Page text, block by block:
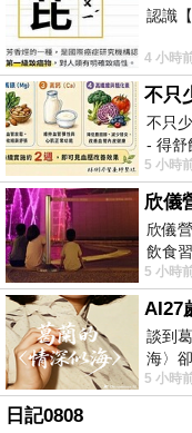
認識
4 小時
不只
- 得舒
5 小時
欣儀
飲食
5 小時
談到
海〉
心演
5 小時
日記0808